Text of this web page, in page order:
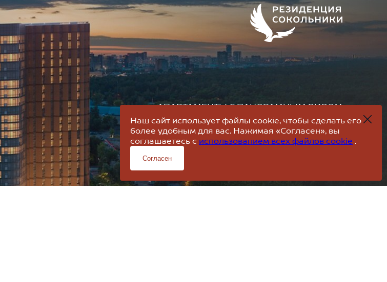
Наш сайт использует файлы cookie, чтобы сделать его
более удобным для вас. Нажимая «Согласен», вы
соглашаетесь с использованием всех файлов cookie .
Согласен
АПАРТАМЕНТЫ С ПАНОРАМНЫМ ВИДОМ
НА ПАРК СОКОЛЬНИКИ
Заказать звонок